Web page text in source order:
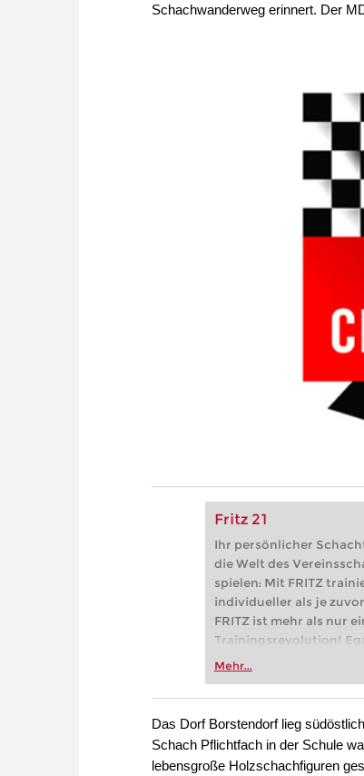
Schachwanderweg erinnert. Der
Fritz 21
Ihr persönlicher
die Welt des
spielen: Mit FRITZ
individueller als je
FRITZ ist mehr als nur
Trainingsrevolution!
Vereinsschachs
zuvor.
Mehr...
Das Dorf Borstendorf lieg
Schach Pflichtfach in der Schule
lebensgroße Holzschachfiguren